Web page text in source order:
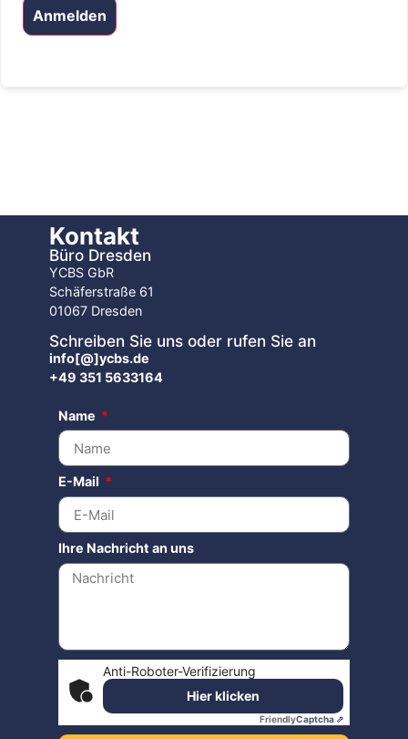
Anmelden
Kontakt
Büro Dresden
YCBS GbR
Schäferstraße 61
01067 Dresden
Schreiben Sie uns oder rufen Sie an
info[@]ycbs.de
+49 351 5633164
Name
E-Mail
Ihre Nachricht an uns
Anti-Roboter-Verifizierung
Hier klicken
FriendlyCaptcha ⇗